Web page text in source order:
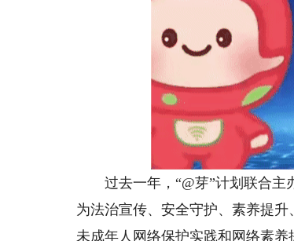
过去一年，“@芽”计划联合主
为法治宣传、安全守护、素养提
未成年人网络保护实践和网络素养